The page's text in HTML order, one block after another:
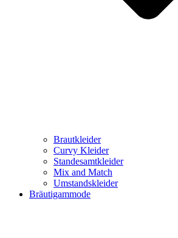
Brautkleider
Curvy Kleider
Standesamtkleider
Mix and Match
Umstandskleider
Bräutigammode